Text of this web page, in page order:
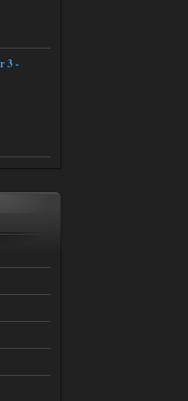
1
+
3 -